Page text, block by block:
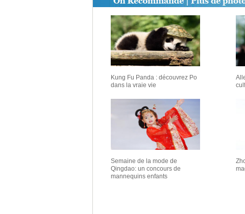
Kung Fu Panda : découvrez Po
dans la vraie vie
Semaine de la mode de
Qingdao: un concours de
mannequins enfants